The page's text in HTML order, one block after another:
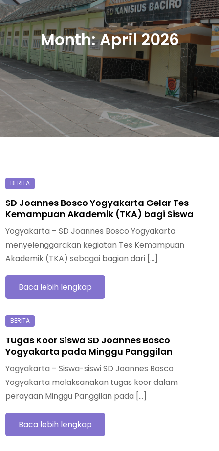
Month:April 2026
SD Joannes Bosco Yogyakarta Gelar Tes
Kemampuan Akademik (TKA) bagi Siswa
Yogyakarta – SD Joannes Bosco Yogyakarta
menyelenggarakan kegiatan Tes Kemampuan
Akademik (TKA) sebagai bagian dari […]
Baca lebih lengkap
Tugas Koor Siswa SD Joannes Bosco
Yogyakarta pada Minggu Panggilan
Yogyakarta – Siswa-siswi SD Joannes Bosco
Yogyakarta melaksanakan tugas koor dalam
perayaan Minggu Panggilan pada […]
Baca lebih lengkap